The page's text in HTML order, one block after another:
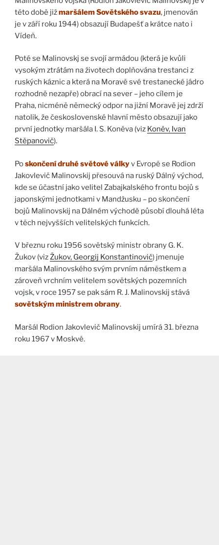
této době jižmaršálem Sovětského svazu, jmenován
je v září roku 1944) obsazují Budapešť a krátce nato i
Vídeň.
Poté se Malinovskj se svojí armádou (která je kvůli
vysokým ztrátám na životech doplňována trestanci z
ruských káznic a která na Moravě své trestanecké jádro
rozhodně nezapře) obrací na sever – jeho cílem je
Praha, nicméně německý odpor na jižní Moravě jej zdrží
natolik, že československé hlavní město obsazují jako
první jednotky maršála I. S. Koněva (viz Koněv, Ivan
Stěpanovič).
Poskončení druhé světové válkyv Evropě se Rodion
Jakovlevič Malinovskij přesouvá na ruský Dálný východ,
kde se účastní jako velitel Zabajkalského frontu bojů s
japonskými jednotkami v Mandžusku – po skončení
bojů Malinovskij na Dálném východě působí dlouhá léta
v těch nejvyšších velitelských funkcích.
V březnu roku 1956 sovětský ministr obrany G. K.
Žukov (vizŽukov, Georgij Konstantinovič) jmenuje
maršála Malinovského svým prvním náměstkem a
zároveň vrchním velitelem sovětských pozemních
vojsk, v roce 1957 se pak sám R. J. Malinovskij stává
sovětským ministrem obrany.
Maršál Rodion Jakovlevič Malinovskij umírá 31. března
roku 1967 v Moskvě.